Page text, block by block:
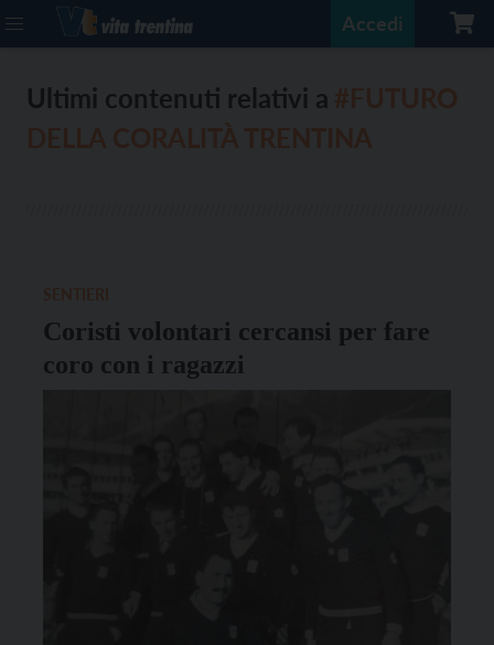
Accedi
Ultimi contenuti relativi a
Coristi volontari cercansi per fare
coro con i ragazzi